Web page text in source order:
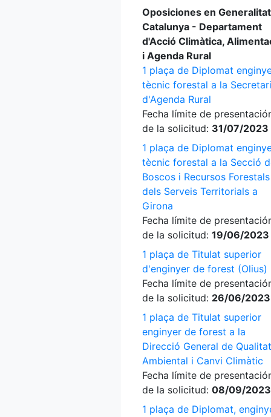
Oposiciones en
Catalunya - Departament
d'Acció Climàtica,
i Agenda Rural
1 plaça de Diplomat
tècnic forestal a la
d'Agenda Rural
Fecha límite de
de la solicitud: 31/07/2023
1 plaça de Diplomat
tècnic forestal a la Secció
Boscos i Recursos Forestals
dels Serveis Territorials a
Girona
Fecha límite de
de la solicitud: 19/06/2023
1 plaça de Titulat superior
d'enginyer de forest (Olius)
Fecha límite de
de la solicitud: 26/06/2023
1 plaça de Titulat superior
enginyer de forest a la
Direcció General de Qualitat
Ambiental i Canvi Climàtic
Fecha límite de
de la solicitud: 08/09/2023
1 plaça de Diplomat,